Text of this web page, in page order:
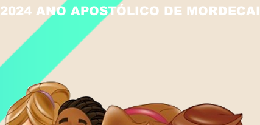
2024 ANO APOSTÓLICO DE MORDECAI